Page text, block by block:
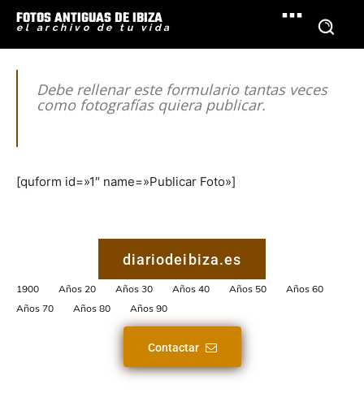
FOTOS ANTIGUAS DE IBIZA
el archivo de tu vida
Debe rellenar este formulario tantas veces
como fotografías quiera publicar.
[quform id=»1″ name=»Publicar Foto»]
diariodeibiza.es
1900 Años 20 Años 30 Años 40 Años 50
Años 60
Años 70
Años 80 Años 90
Contactar